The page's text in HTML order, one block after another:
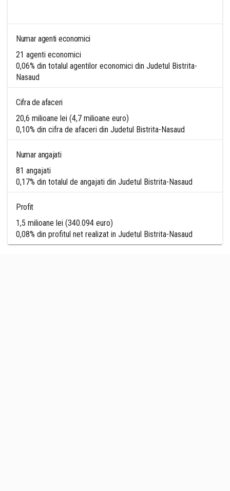
Numar agenti economici
21 agenti economici
0,06% din totalul agentilor economici din Judetul Bistrita-
Nasaud
Cifra de afaceri
20,6 milioane lei (4,7 milioane euro)
0,10% din cifra de afaceri din Judetul Bistrita-Nasaud
Numar angajati
81 angajati
0,17% din totalul de angajati din Judetul Bistrita-Nasaud
Profit
1,5 milioane lei (340.094 euro)
0,08% din profitul net realizat in Judetul Bistrita-Nasaud